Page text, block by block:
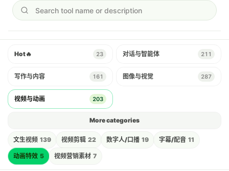
Search tool name or description
Hot🔥 23 对话与智能体 211
写作与内容 161 图像与视觉 287
视频与动画 203
More categories
文生视频 139 视频剪辑 22 数字人/口播 19 字幕/配音 11
动画特效 5 视频营销素材 7